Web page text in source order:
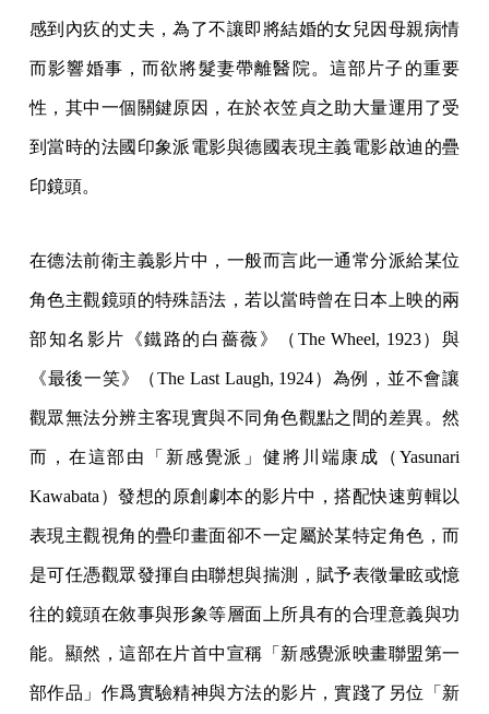
感到內疚的丈夫，為了不讓即將結婚的女兒因母親病情
而影響婚事，而欲將髮妻帶離醫院。這部片子的重要
性，其中一個關鍵原因，在於衣笠貞之助大量運用了受
到當時的法國印象派電影與德國表現主義電影啟迪的疊
印鏡頭。
在德法前衛主義影片中，一般而言此一通常分派給某位
角色主觀鏡頭的特殊語法，若以當時曾在日本上映的兩
部知名影片《鐵路的白薔薇》（The Wheel, 1923）與
《最後一笑》（The Last Laugh, 1924）為例，並不會讓
觀眾無法分辨主客現實與不同角色觀點之間的差異。然
而，在這部由「新感覺派」健將川端康成（Yasunari
Kawabata）發想的原創劇本的影片中，搭配快速剪輯以
表現主觀視角的疊印畫面卻不一定屬於某特定角色，而
是可任憑觀眾發揮自由聯想與揣測，賦予表徵暈眩或憶
往的鏡頭在敘事與形象等層面上所具有的合理意義與功
能。顯然，這部在片首中宣稱「新感覺派映畫聯盟第一
部作品」作爲實驗精神與方法的影片，實踐了另位「新